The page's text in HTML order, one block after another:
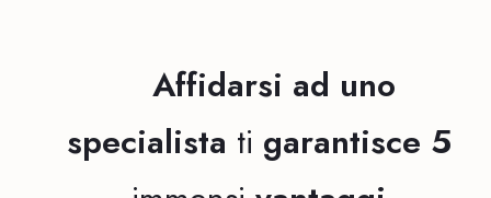
Affidarsi ad uno
specialista ti garantisce 5